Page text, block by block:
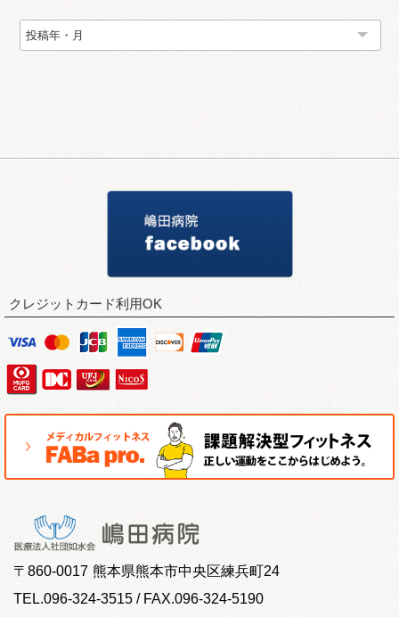
クレジットカード利用OK
〒 860-0017 熊本県熊本市中央区練兵町24
TEL.096-324-3515 / FAX.096-324-5190